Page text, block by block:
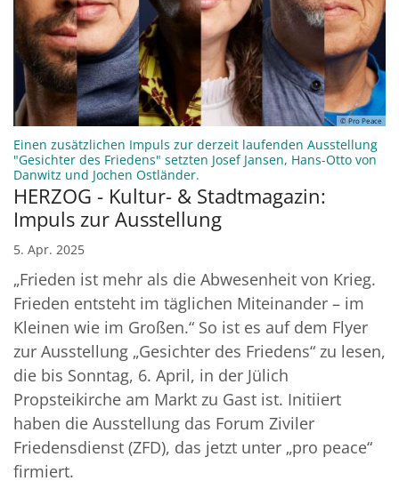
© Pro Peace
Einen zusätzlichen Impuls zur derzeit laufenden Ausstellung
"Gesichter des Friedens" setzten Josef Jansen, Hans-Otto von
Danwitz und Jochen Ostländer.
HERZOG - Kultur- & Stadtmagazin:
Impuls zur Ausstellung
5. Apr. 2025
„Frieden ist mehr als die Abwesenheit von Krieg.
Frieden entsteht im täglichen Miteinander – im
Kleinen wie im Großen.“ So ist es auf dem Flyer
zur Ausstellung „Gesichter des Friedens“ zu lesen,
die bis Sonntag, 6. April, in der Jülich
Propsteikirche am Markt zu Gast ist. Initiiert
haben die Ausstellung das Forum Ziviler
Friedensdienst (ZFD), das jetzt unter „pro peace“
firmiert.